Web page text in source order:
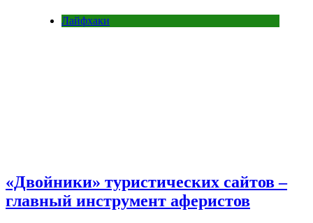
Лайфхаки
«Двойники» туристических сайтов –
главный инструмент аферистов